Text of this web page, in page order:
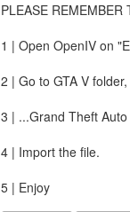
PLEASE REMEMBER
1 | Open OpenIV on
2 | Go to GTA V
3 | ...Grand Theft
4 | Import the file.
5 | Enjoy